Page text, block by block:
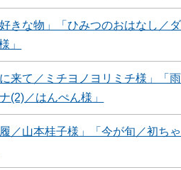
好きな物」「ひみつのおはなし／
」
に来て／ミチヨノヨリミチ様」「
(2)／はんぺん様」
履／山本桂子様」「今が旬／初ち